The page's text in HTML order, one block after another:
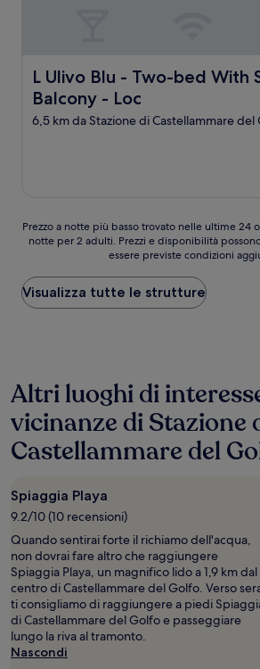
L Ulivo Blu - Two-bed With
Balcony - Loc
L Ulivo Blu - Two-bed With
6,5 km da Stazione di Castellammare del
Prezzo
più
basso
trovato
per
un
soggiorno
di
1
2
adulti.
Prezzi
e
disponibilità
possono
cambiare.
Potrebbero
essere
previste
condizioni
Prezzo a notte più basso trovato nelle ultime 24
notte per 2 adulti. Prezzi e disponibilità
essere previste condizioni
Visualizza tutte le strutture
Altri luoghi di
vicinanze di Stazione
Castellammare del
Spiaggia Playa
9.2/10 (10 recensioni)
Quando sentirai forte il richiamo dell'acqua,
non dovrai fare altro che raggiungere
Spiaggia Playa, un magnifico lido a 1,9 km dal
centro di Castellammare del Golfo. Verso
ti consigliamo di raggiungere a piedi
di Castellammare del Golfo e passeggiare
lungo la riva al tramonto.
Nascondi